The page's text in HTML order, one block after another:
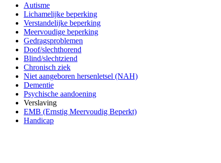
Autisme
Lichamelijke beperking
Verstandelijke beperking
Meervoudige beperking
Gedragsproblemen
Doof/slechthorend
Blind/slechtziend
Chronisch ziek
Niet aangeboren hersenletsel (NAH)
Dementie
Psychische aandoening
Verslaving
EMB (Ernstig Meervoudig Beperkt)
Handicap